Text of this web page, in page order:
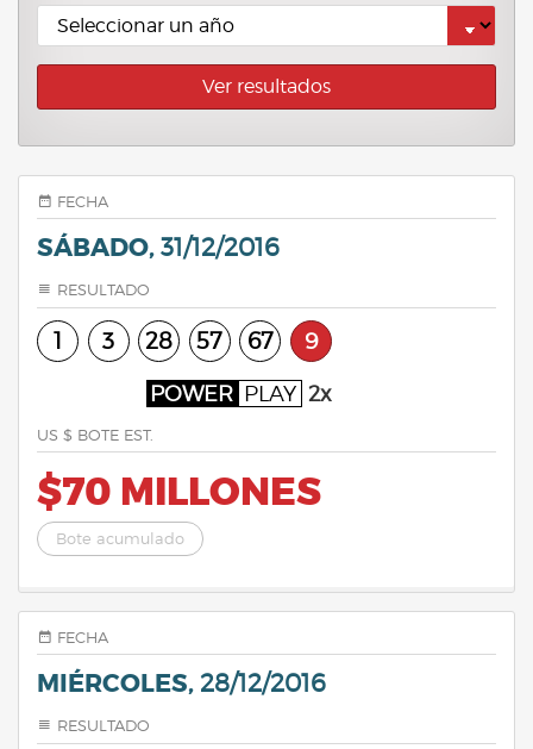
Ver resultados
FECHA
SÁBADO, 31/12/2016
RESULTADO
1 3 28 57 67 9
POWER PLAY 2x
US $ BOTE EST.
$70 MILLONES
Bote acumulado
FECHA
MIÉRCOLES, 28/12/2016
RESULTADO